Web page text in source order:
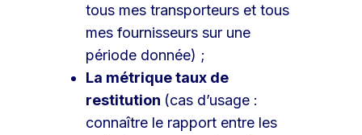
tous mes transporteurs et tous
mes fournisseurs sur une
période donnée) ;
La métrique taux de
restitution (cas d’usage :
connaître le rapport entre les